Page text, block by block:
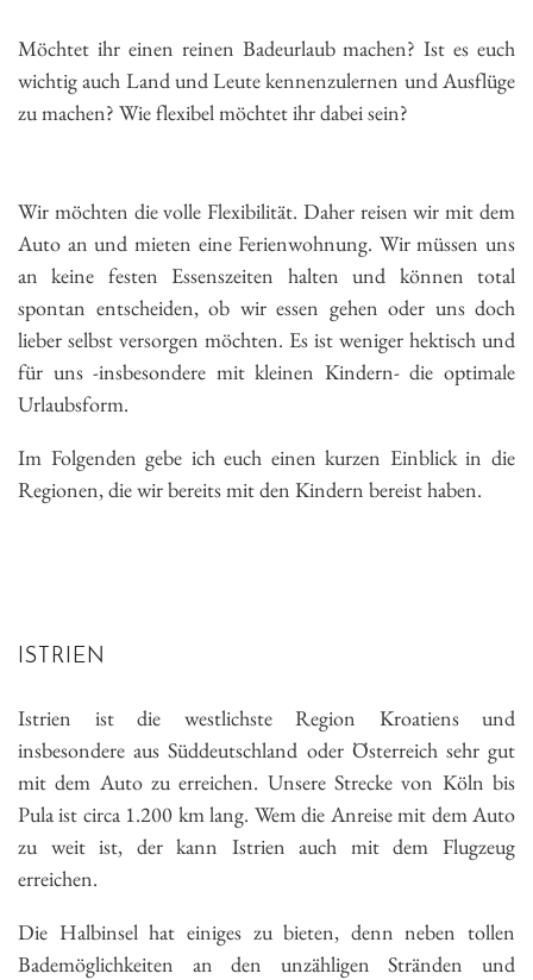
Möchtet ihr einen reinen Badeurlaub machen? Ist es euch
wichtig auch Land und Leute kennenzulernen und Ausflüge
zu machen? Wie flexibel möchtet ihr dabei sein?
Wir möchten die volle Flexibilität. Daher reisen wir mit dem
Auto an und mieten eine Ferienwohnung. Wir müssen uns
an keine festen Essenszeiten halten und können total
spontan entscheiden, ob wir essen gehen oder uns doch
lieber selbst versorgen möchten. Es ist weniger hektisch und
für uns -insbesondere mit kleinen Kindern- die optimale
Urlaubsform.
Im Folgenden gebe ich euch einen kurzen Einblick in die
Regionen, die wir bereits mit den Kindern bereist haben.
ISTRIEN
Istrien ist die westlichste Region Kroatiens und
insbesondere aus Süddeutschland oder Österreich sehr gut
mit dem Auto zu erreichen. Unsere Strecke von Köln bis
Pula ist circa 1.200 km lang. Wem die Anreise mit dem Auto
zu weit ist, der kann Istrien auch mit dem Flugzeug
erreichen.
Die Halbinsel hat einiges zu bieten, denn neben tollen
Bademöglichkeiten an den unzähligen Stränden und